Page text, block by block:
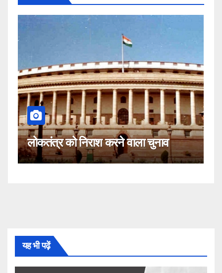
को निराश करने वाला चुनाव
कहीं यह
नहीं!
यह भी पढ़ें